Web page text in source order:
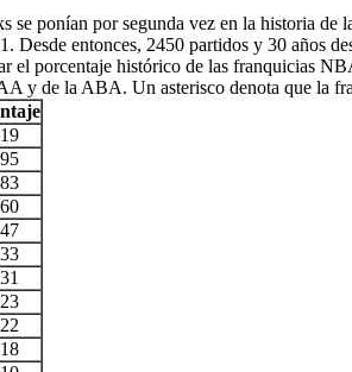
se ponían por segunda vez en la historia
Desde entonces, 2450 partidos y 30 años
el porcentaje histórico de las franquicias
y de la ABA. Un asterisco denota que la